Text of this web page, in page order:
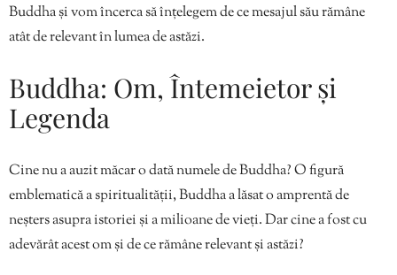
Buddha și vom încerca să înțelegem de ce mesajul său rămâne
atât de relevant în lumea de astăzi.
Buddha: Om, Întemeietor și
Legenda
Cine nu a auzit măcar o dată numele de Buddha? O figură
emblematică a spiritualității, Buddha a lăsat o amprentă de
neșters asupra istoriei și a milioane de vieți. Dar cine a fost cu
adevărât acest om și de ce rămâne relevant și astăzi?